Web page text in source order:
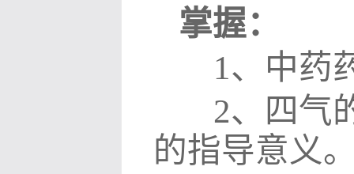
掌握：
1、中药
2、四气
的指导意义